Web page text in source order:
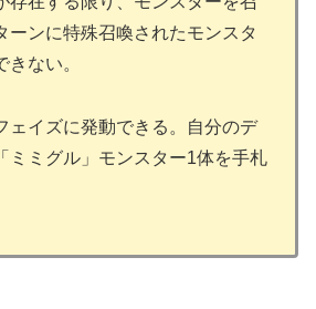
ーンに特殊召喚されたモンスタ
ない。
イズに発動できる。自分のデ
ミミグル」モンスター1体を手札